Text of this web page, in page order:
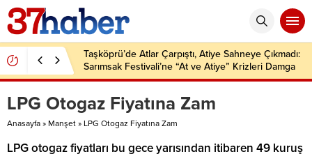
Taşköprü’de Atlar Çarpıştı, Atiye Sahneye Çıkmadı:
Sarımsak Festivali’ne “At ve Atiye” Krizleri Damga
Vurdu!
LPG Otogaz Fiyatına Zam
Anasayfa » Manşet » LPG Otogaz Fiyatına Zam
LPG otogaz fiyatları bu gece yarısından itibaren 49 kuruş